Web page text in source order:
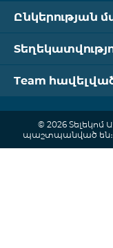
Ընկերության
Team
© 2026 Տելեկոմ
պաշտպանված են։